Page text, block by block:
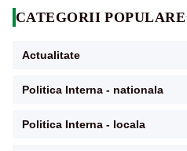
CATEGORII POPULARE
Actualitate
Politica Interna - nationala
Politica Interna - locala